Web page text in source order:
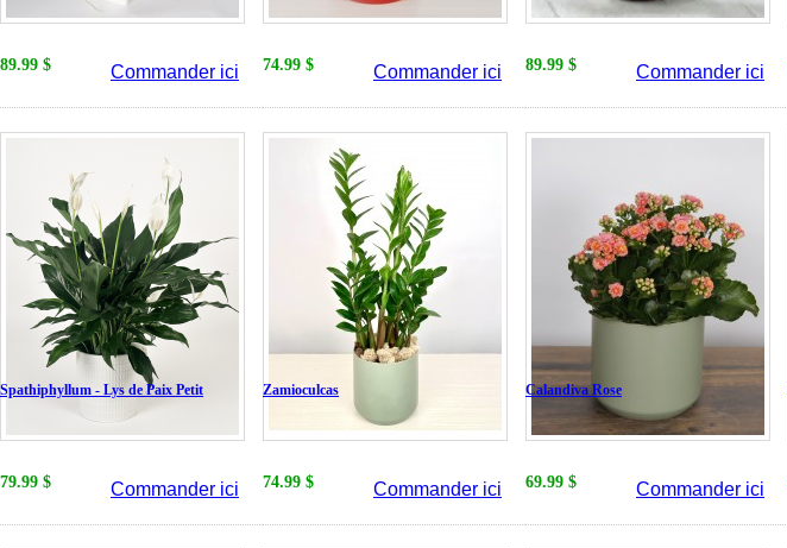
89.99 $ Commander ici 74.99 $ Commander ici 89.99 $ Commander ici
Spathiphyllum - Lys de Paix Petit
79.99 $ Commander ici
Zamioculcas
74.99 $ Commander ici
Calandiva Rose
69.99 $ Commander ici